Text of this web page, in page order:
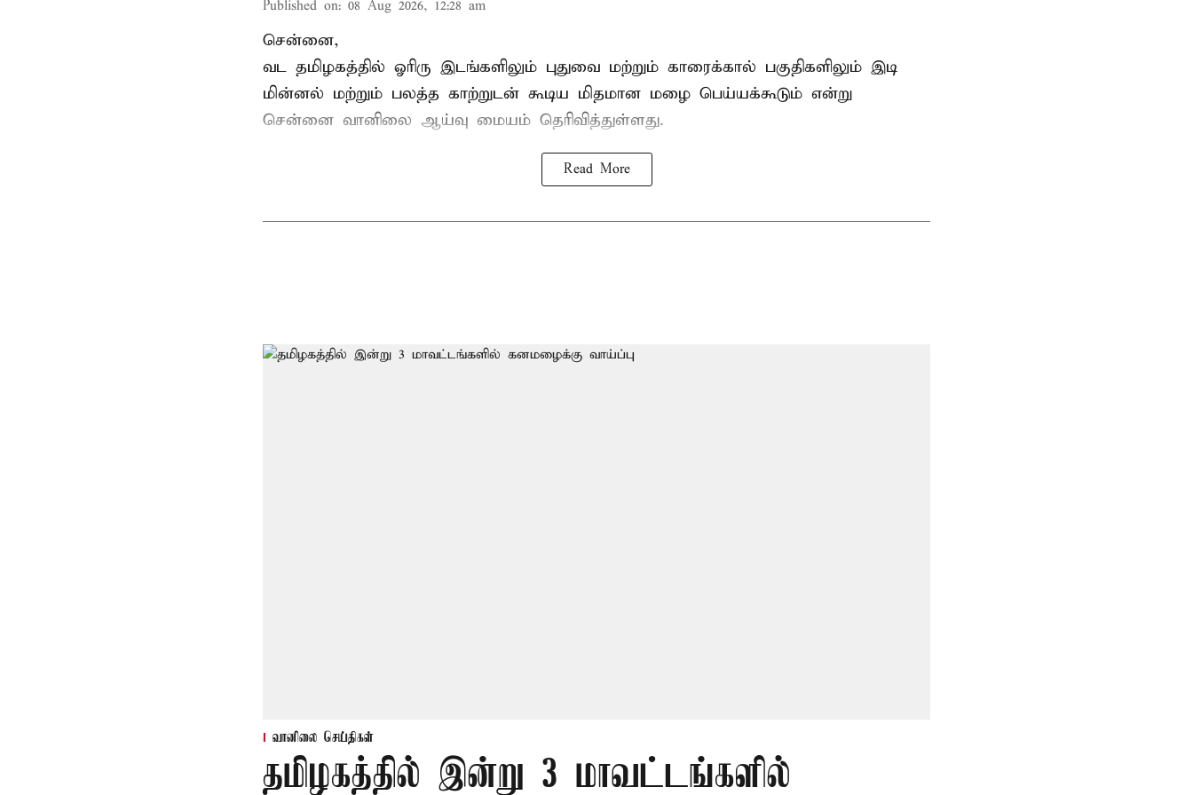
Published on: 08 Aug 2026, 12:28 am
சென்னை,
வட தமிழகத்தில் ஓரிரு இடங்களிலும் புதுவை மற்றும் காரைக்கால் பகுதிகளிலும் இடி
மின்னல் மற்றும் பலத்த காற்றுடன் கூடிய மிதமான மழை பெய்யக்கூடும் என்று
சென்னை வானிலை ஆய்வு மையம் தெரிவித்துள்ளது.
Read More
வானிலை செய்திகள்
தமிழகத்தில் இன்று 3 மாவட்டங்களில்